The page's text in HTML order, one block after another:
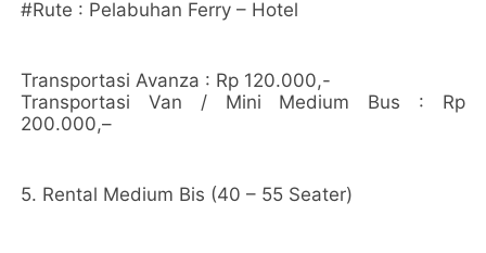
#Rute : Pelabuhan Ferry – Hotel
Transportasi Avanza : Rp 120.000,-
Transportasi Van / Mini Medium Bus : Rp
200.000,–
5. Rental Medium Bis (40 – 55 Seater)